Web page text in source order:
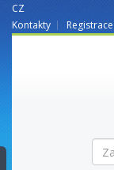
CZ
Kontakty
Registrace